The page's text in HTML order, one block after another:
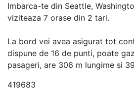
Imbarca-te din Seattle,
viziteaza 7 orase din 2 tari.
La bord vei avea asigurat tot
dispune de 16 de punti, poate
pasageri, are 306 m lungime si
419683